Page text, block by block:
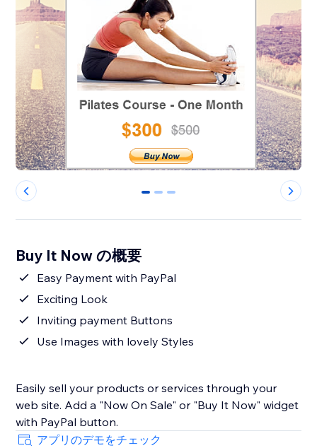
0 1 2
Buy It Now の概要
Easy Payment with PayPal
Exciting Look
Inviting payment Buttons
Use Images with lovely Styles
Easily sell your products or services through your
web site. Add a "Now On Sale" or "Buy It Now" widget
with PayPal button.
アプリのデモをチェック